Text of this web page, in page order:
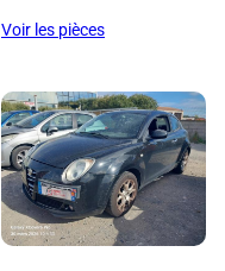
Voir les pièces